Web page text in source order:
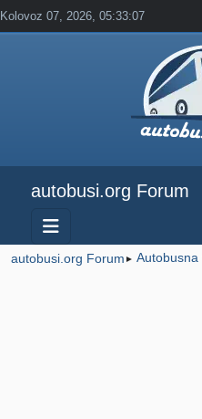
Kolovoz 07, 2026, 05:33:07
autobusi.org Forum
autobusi.org Forum ► Autobusna